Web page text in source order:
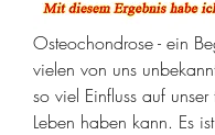
Osteochondrose - ein
vielen von uns
so viel Einfluss auf
Leben haben kann. Es